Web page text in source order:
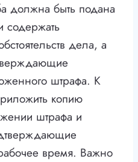
должна быть подана
содержать
дела, а
штрафа. К
копию
штрафа и
время. Важно